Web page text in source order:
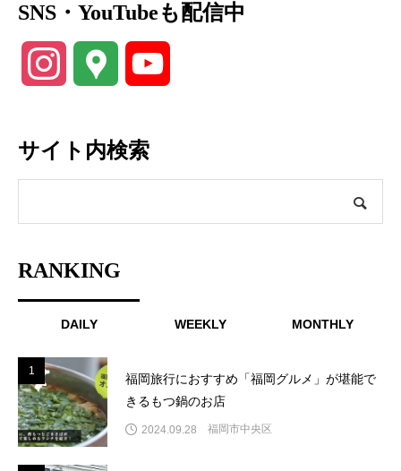
SNS・YouTubeも配信中
Instagram Google
サイト内検索
RANKING
DAILY WEEKLY MONTHLY
1
福岡旅行におすすめ「福岡グルメ」が堪能で
きるもつ鍋のお店
2024.09.28 福岡市中央区